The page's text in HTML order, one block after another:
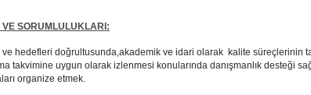
VE SORUMLULUKLARI:
hedefleri doğrultusunda,akademik ve idari olarak kalite süreçlerinin
takvimine uygun olarak izlenmesi konularında danışmanlık desteği
organize etmek.